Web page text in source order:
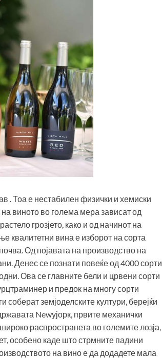
. Тоа е нестабилен физички и хемиски
виното во голема мера зависат од
грозјето, како и од начинот на
квалитетни вина е изборот на сорта
Од појавата на производство на
Денес се познати повеќе од 4000 сорти
Ова се главните бели и црвени сорти
и предок на многу сорти
соберат земјоделските култури, берејќи
Newујорк, првите механички
распространета во големите лозја,
особено каде што стрмните падини
на вино е да додадете мала